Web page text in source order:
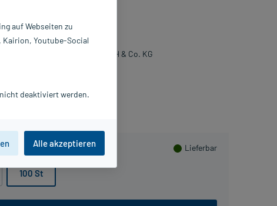
Lieferbar
100 St
100 St
00110303
Verla-Pharm Arzneimittel GmbH & Co. KG
auf Webseiten zu
Kairion, Youtube-Social
deaktiviert werden.
Alle akzeptieren